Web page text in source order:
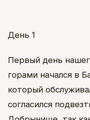
День 1
Первый день
горами начался в
который
согласился